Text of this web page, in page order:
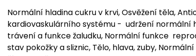
Normální hladina cukru v krvi, Osvěžení těla,
kardiovaskulárního systému - udržení normální
trávení a funkce žaludku, Normální funkce
stav pokožky a sliznic, Tělo, hlava, zuby,